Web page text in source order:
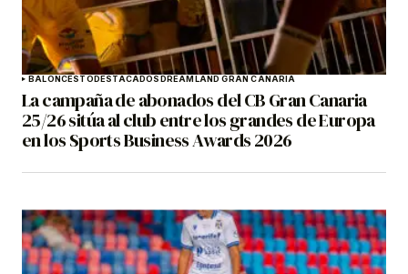
BALONCESTO DESTACADOS DREAMLAND GRAN CANARIA
La campaña de abonados del CB Gran Canaria
25/26 sitúa al club entre los grandes de Europa
en los Sports Business Awards 2026